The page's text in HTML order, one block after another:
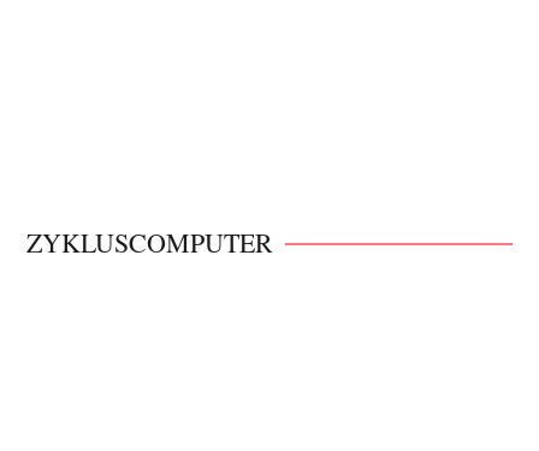
ZYKLUSCOMPUTER